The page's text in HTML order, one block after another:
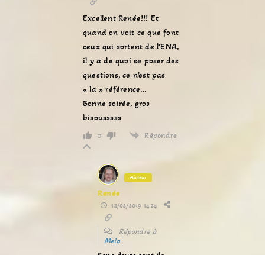
Excellent Renée!!! Et
quand on voit ce que font
ceux qui sortent de l’ENA,
il y a de quoi se poser des
questions, ce n’est pas
« la » référence…
Bonne soirée, gros
bisousssss
0 Répondre
Auteur
Renée
12/02/2019 14:24
Répondre à
Melo